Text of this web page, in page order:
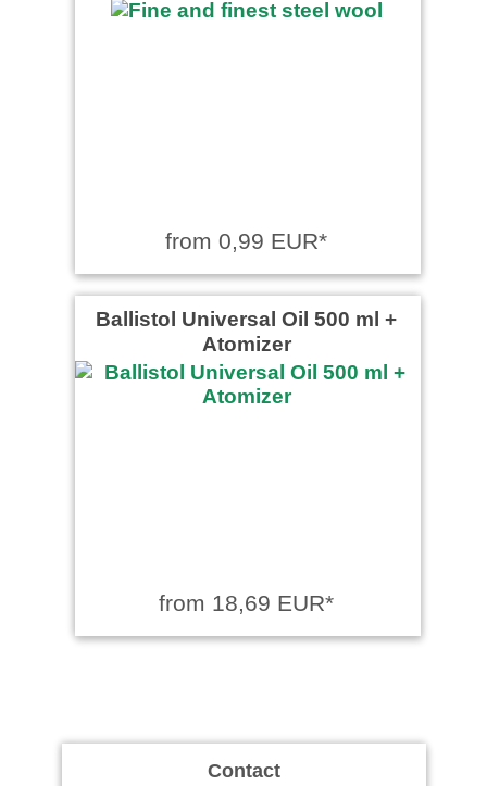
from 0,99 EUR*
Ballistol Universal Oil 500 ml +
Atomizer
from 18,69 EUR*
Contact